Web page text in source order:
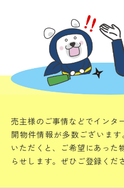
売主様のご事情などでインタ
開物件情報が多数ございます
いただくと、ご希望にあった
らせします。ぜひご登録くだ